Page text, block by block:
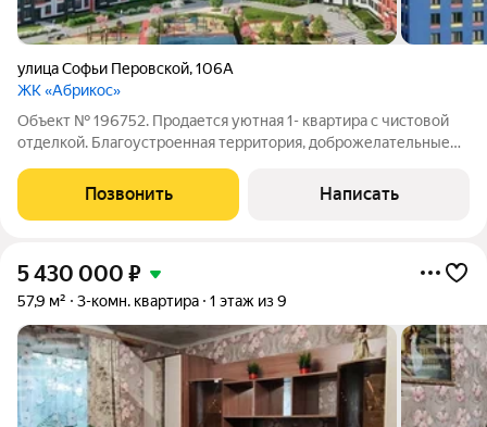
улица Софьи Перовской,106А
ЖК «Абрикос»
Объект № 196752. Продается уютная 1- квартира с чистовой
отделкой. Благоустроенная территория, доброжелательные
комплекс находится в тихом районе города, вдали от шума и
центральных улиц.
Позвонить Написать
5 430 000 ₽
57,9 м² 3-комн. квартира 1 этаж из 9